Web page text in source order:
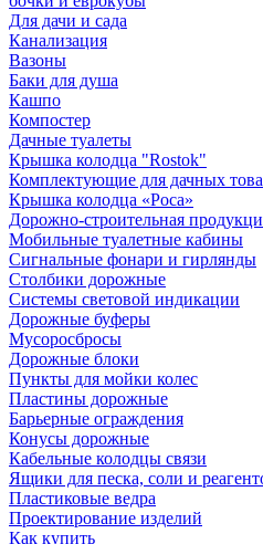
Для дачи и сада
Канализация
Вазоны
Баки для душа
Кашпо
Компостер
Дачные туалеты
Крышка колодца "Rostok"
Комплектующие для дачных
Крышка колодца «Роса»
Дорожно-строительная
Мобильные туалетные кабины
Сигнальные фонари и гирлянды
Столбики дорожные
Системы световой индикации
Дорожные буферы
Мусоросбросы
Дорожные блоки
Пункты для мойки колес
Пластины дорожные
Барьерные ограждения
Конусы дорожные
Кабельные колодцы связи
Ящики для песка, соли и
Пластиковые ведра
Проектирование изделий
Как купить